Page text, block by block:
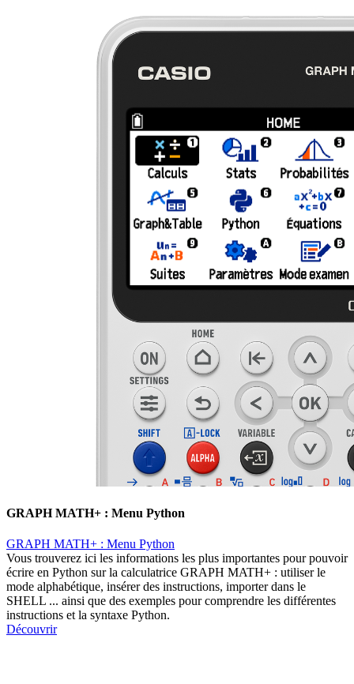
GRAPH MATH+ : Menu Python
GRAPH MATH+ : Menu Python
Vous trouverez ici les informations les plus importantes pour pouvoir
écrire en Python sur la calculatrice GRAPH MATH+ : utiliser le
mode alphabétique, insérer des instructions, importer dans le
SHELL ... ainsi que des exemples pour comprendre les différentes
instructions et la syntaxe Python.
Découvrir